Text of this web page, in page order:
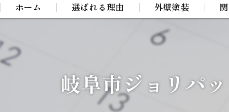
ホーム 選ばれる理由 外壁塗装
屋根塗装
店舗塗装
岐阜市ジョリパ